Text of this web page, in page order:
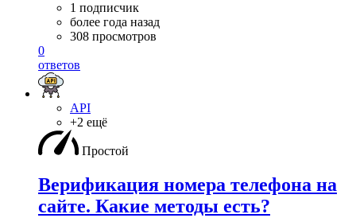
1 подписчик
более года назад
308 просмотров
0
ответов
API
+2 ещё
Простой
Верификация номера телефона на
сайте. Какие методы есть?